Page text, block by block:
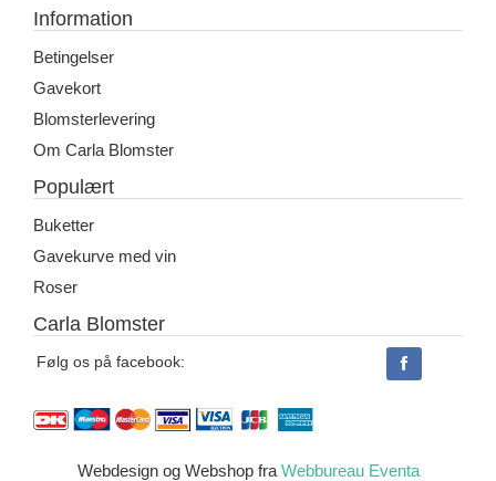
Information
Betingelser
Gavekort
Blomsterlevering
Om Carla Blomster
Populært
Buketter
Gavekurve med vin
Roser
Carla Blomster
Følg os på facebook:
Webdesign og Webshop fra Webbureau Eventa